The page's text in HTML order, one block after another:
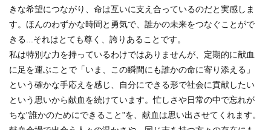
きな希望につながり、命は互いに支え合っているのだと実感しま
す。ほんのわずかな時間と勇気で、誰かの未来をつなぐことがで
きる...それはとても尊く、誇りあることです。
私は特別な力を持っているわけではありませんが、定期的に献血
に足を運ぶことで「いま、この瞬間にも誰かの命に寄り添える」
という確かな手応えを感じ、自分にできる形で社会に貢献したい
という思いから献血を続けています。忙しさや日常の中で忘れが
ちな"誰かのためにできること"を、献血は思い出させてくれます。